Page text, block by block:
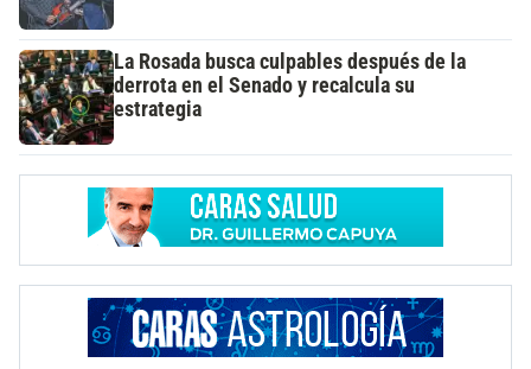
La Rosada busca culpables después de la
derrota en el Senado y recalcula su
estrategia